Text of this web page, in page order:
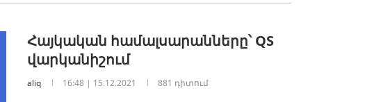
Հայկական համալսարանները՝ QS
վարկանիշում
aliq 16:48 | 15.12.2021 881 դիտում